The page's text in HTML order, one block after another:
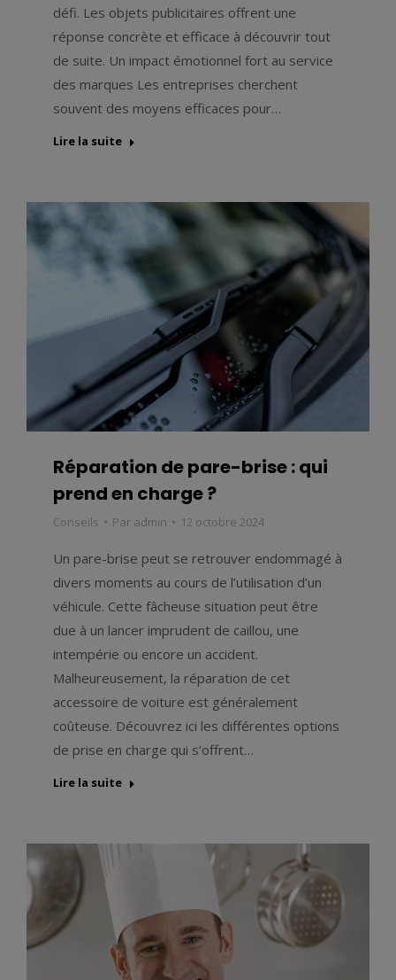
défi. Les objets publicitaires offrent une
réponse concrète et efficace à découvrir tout
de suite. Un impact émotionnel fort au service
des marques Les entreprises cherchent
souvent des moyens efficaces pour…
Lire la suite
Réparation de pare-brise : qui
prend en charge ?
Conseils Par admin 12 octobre 2024
Un pare-brise peut se retrouver endommagé à
divers moments au cours de l’utilisation d’un
véhicule. Cette fâcheuse situation peut être
due à un lancer imprudent de caillou, une
intempérie ou encore un accident.
Malheureusement, la réparation de cet
accessoire de voiture est généralement
coûteuse. Découvrez ici les différentes options
de prise en charge qui s’offrent…
Lire la suite